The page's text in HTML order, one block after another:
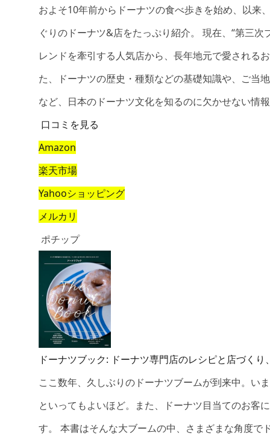
およそ10年前からドーナツの食べ歩きを始め、以来
ぐりのドーナツ&店をたっぷり紹介。 現在、“第三
レンドを牽引する人気店から、長年地元で愛される
た、ドーナツの歴史・種類などの基礎知識や、ご当
など、日本のドーナツ文化を知るのに欠かせない情
口コミを見る
Amazon
楽天市場
Yahooショッピング
メルカリ
ポチップ
ドーナツブック: ドーナツ専門店のレシピと店づく
ここ数年、久しぶりのドーナツブームが到来中。い
といってもよいほど。また、ドーナツ目当てのお客
す。 本書はそんな大ブームの中、さまざまな角度